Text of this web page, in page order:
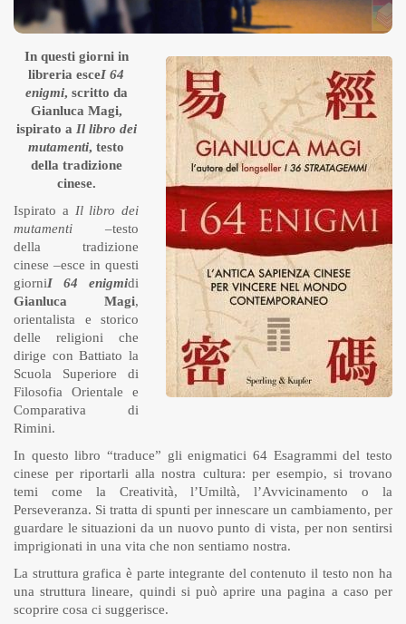
In questi giorni in
libreria esceI 64
enigmi, scritto da
Gianluca Magi,
ispirato a Il libro dei
mutamenti, testo
della tradizione
cinese.
Ispirato a Il libro dei
mutamenti –testo
della tradizione
cinese –esce in questi
giorniI 64 enigmidi
Gianluca Magi,
orientalista e storico
delle religioni che
dirige con Battiato la
Scuola Superiore di
Filosofia Orientale e
Comparativa di
Rimini.
In questo libro “traduce” gli enigmatici 64 Esagrammi del testo
cinese per riportarli alla nostra cultura: per esempio, si trovano
temi come la Creatività, l’Umiltà, l’Avvicinamento o la
Perseveranza. Si tratta di spunti per innescare un cambiamento, per
guardare le situazioni da un nuovo punto di vista, per non sentirsi
imprigionati in una vita che non sentiamo nostra.
La struttura grafica è parte integrante del contenuto il testo non ha
una struttura lineare, quindi si può aprire una pagina a caso per
scoprire cosa ci suggerisce.